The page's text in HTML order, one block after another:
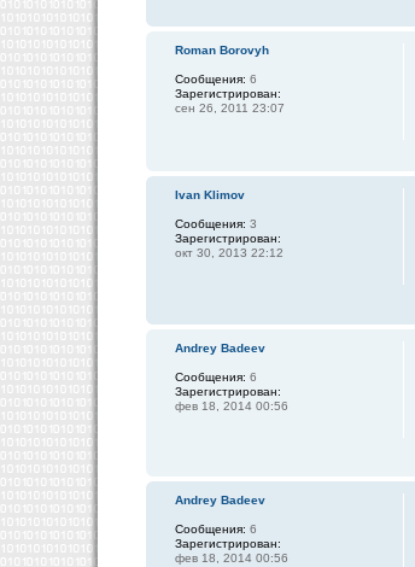
Roman Borovyh
Сообщения: 6
Зарегистрирован:
сен 26, 2011 23:07
Ivan Klimov
Сообщения: 3
Зарегистрирован:
окт 30, 2013 22:12
Andrey Badeev
Сообщения: 6
Зарегистрирован:
фев 18, 2014 00:56
Andrey Badeev
Сообщения: 6
Зарегистрирован:
фев 18, 2014 00:56